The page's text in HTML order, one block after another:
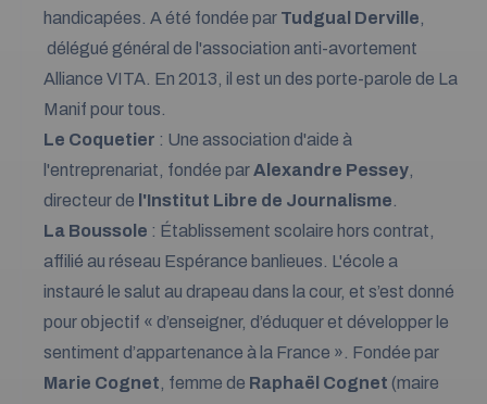
handicapées. A été fondée par Tudgual Derville
délégué général de l'association anti-avortement
Alliance VITA. En 2013, il est un des porte-parole de La
Manif pour tous.
Le Coquetier : Une association d'aide à
l'entreprenariat, fondée parAlexandre Pessey
directeur de l'Institut Libre de Journalisme
La Boussole : Établissement scolaire hors contrat,
affilié au réseau Espérance banlieues. L'école a
instauré le salut au drapeau dans la cour, et s’est donné
pour objectif « d’enseigner, d’éduquer et développer le
sentiment d’appartenance à la France ». Fondée par
Marie Cognet , femme de Raphaël Cognet (maire